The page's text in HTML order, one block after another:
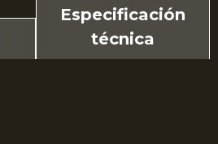
Especificación
técnica